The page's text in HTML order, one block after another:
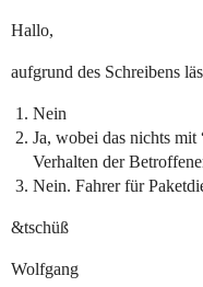
Hallo,
aufgrund des Schreibens
Nein
Ja, wobei das nichts mit
Verhalten der
Nein. Fahrer für
&tschüß
Wolfgang